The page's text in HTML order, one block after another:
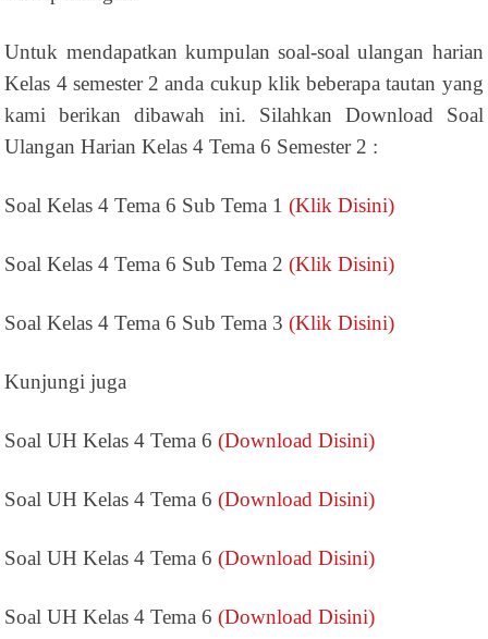
Untuk mendapatkan kumpulan soal-soal ulangan harian
Kelas 4 semester 2 anda cukup klik beberapa tautan yang
kami berikan dibawah ini. Silahkan Download Soal
Ulangan Harian Kelas 4 Tema 6 Semester 2 :
Soal Kelas 4 Tema 6 Sub Tema 1(Klik Disini)
Soal Kelas 4 Tema 6 Sub Tema 2(Klik Disini)
Soal Kelas 4 Tema 6 Sub Tema 3(Klik Disini)
Kunjungi juga
Soal UH Kelas 4 Tema 6(Download Disini)
Soal UH Kelas 4 Tema 6(Download Disini)
Soal UH Kelas 4 Tema 6(Download Disini)
Soal UH Kelas 4 Tema 6(Download Disini)